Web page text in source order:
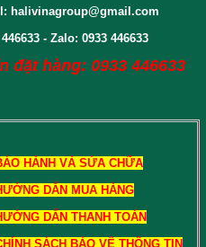
halivinagroup@gmail.com
- Zalo: 0933 446633
đặt hàng: 0933 446633
HÀNH VÀ SỬA CHỮA
DẪN MUA HÀNG
DẪN THANH TOÁN
SÁCH BẢO VỆ THÔNG TIN